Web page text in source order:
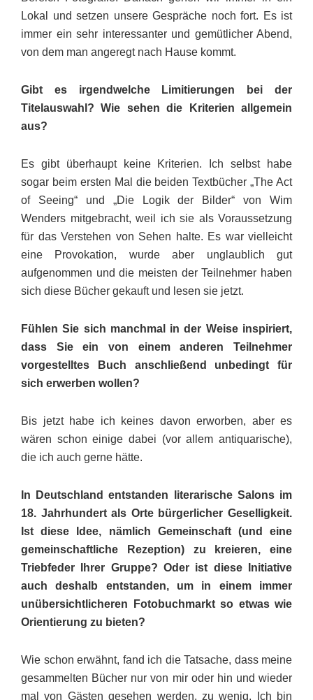
Lokal und setzen unsere Gespräche noch fort. Es ist
immer ein sehr interessanter und gemütlicher Abend,
von dem man angeregt nach Hause kommt.
Gibt es irgendwelche Limitierungen bei der
Titelauswahl? Wie sehen die Kriterien allgemein
aus?
Es gibt überhaupt keine Kriterien. Ich selbst habe
sogar beim ersten Mal die beiden Textbücher „The Act
of Seeing“ und „Die Logik der Bilder“ von Wim
Wenders mitgebracht, weil ich sie als Voraussetzung
für das Verstehen von Sehen halte. Es war vielleicht
eine Provokation, wurde aber unglaublich gut
aufgenommen und die meisten der Teilnehmer haben
sich diese Bücher gekauft und lesen sie jetzt.
Fühlen Sie sich manchmal in der Weise inspiriert,
dass Sie ein von einem anderen Teilnehmer
vorgestelltes Buch anschließend unbedingt für
sich erwerben wollen?
Bis jetzt habe ich keines davon erworben, aber es
wären schon einige dabei (vor allem antiquarische),
die ich auch gerne hätte.
In Deutschland entstanden literarische Salons im
18. Jahrhundert als Orte bürgerlicher Geselligkeit.
Ist diese Idee, nämlich Gemeinschaft (und eine
gemeinschaftliche Rezeption) zu kreieren, eine
Triebfeder Ihrer Gruppe? Oder ist diese Initiative
auch deshalb entstanden, um in einem immer
unübersichtlicheren Fotobuchmarkt so etwas wie
Orientierung zu bieten?
Wie schon erwähnt, fand ich die Tatsache, dass meine
gesammelten Bücher nur von mir oder hin und wieder
mal von Gästen gesehen werden, zu wenig. Ich bin